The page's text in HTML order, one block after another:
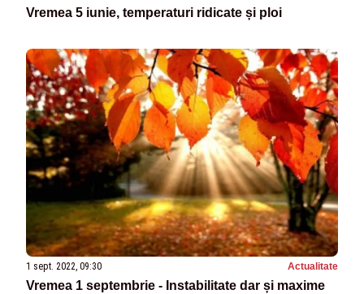
Vremea 5 iunie, temperaturi ridicate și ploi
1 sept. 2022, 09:30 Actualitate
Vremea 1 septembrie - Instabilitate dar și maxime